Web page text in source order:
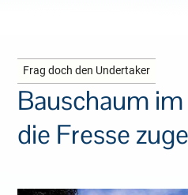
Frag doch den Undertaker
Bauschaum
die Fresse